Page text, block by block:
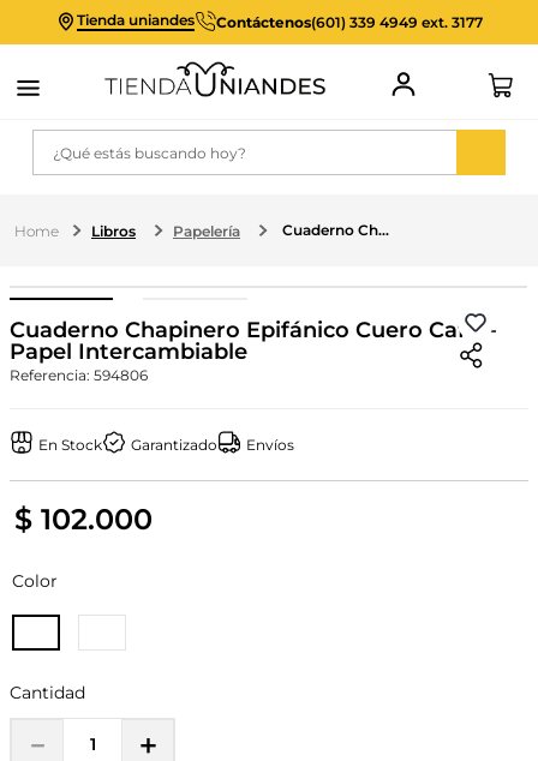
Tienda uniandes Contáctenos(601) 339 4949 ext. 3177
¿Qué estás buscando hoy?
Libros Papelería Cuaderno Chapinero Epifánico Cuero Café – Papel Intercambiable
Cuaderno Chapinero Epifánico Cuero Café –
Papel Intercambiable
Referencia: 594806
En Stock Garantizado Envíos
$ 102.000
Color
Cantidad
＋
－